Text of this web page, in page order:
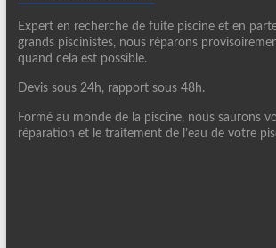
Expert en recherche de fuite piscine et en
grands piscinistes, nous réparons
quand cela est possible.
Devis sous 24h, rapport sous 48h.
Formé au monde de la piscine, nous saurons
réparation et le traitement de l’eau de votre